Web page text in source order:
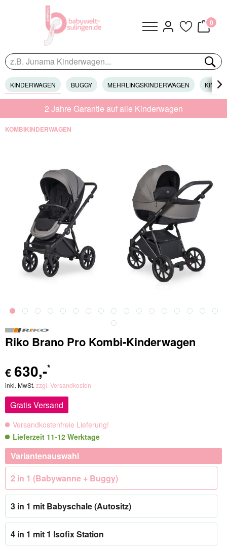
0
KINDERWAGEN BUGGY MEHRLINGSKINDERWAGEN 
2 Jahre Garantie auf alle Kinderwagen
KOMBIKINDERWAGEN
Riko Brano Pro Kombi-Kinderwagen
€ 630,-*
inkl. MwSt. zzgl. Versandkosten
Gratis Versand
Versandkostenfreie Lieferung!
Lieferzeit 11-12 Werktage
Variantenauswahl
2 in 1 (Babywanne + Buggy)
3 in 1 mit Babyschale (Autositz)
4 in 1 mit 1 Isofix Station